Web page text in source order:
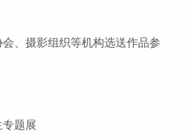
、摄影组织等机构选送作品参
题展